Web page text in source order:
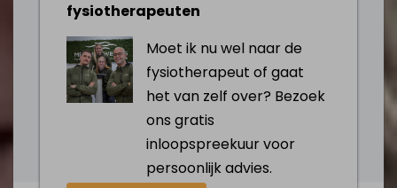
fysiotherapeuten
Moet ik nu wel naar de
fysiotherapeut of gaat
het van zelf over? Bezoek
ons gratis
inloopspreekuur voor
persoonlijk advies.